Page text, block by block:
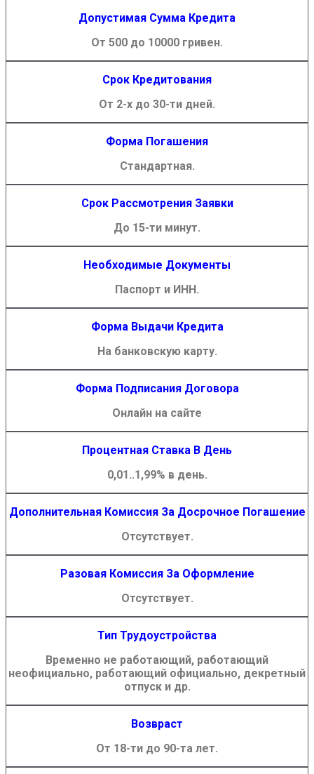
Допустимая Сумма Кредита
От 500 до 10000 гривен.
Срок Кредитования
От 2-х до 30-ти дней.
Форма Погашения
Стандартная.
Срок Рассмотрения Заявки
До 15-ти минут.
Необходимые Документы
Паспорт и ИНН.
Форма Выдачи Кредита
На банковскую карту.
Форма Подписания Договора
Онлайн на сайте
Процентная Ставка В День
0,01..1,99% в день.
Дополнительная Комиссия За Досрочное Погашение
Отсутствует.
Разовая Комиссия За Оформление
Отсутствует.
Тип Трудоустройства
Временно не работающий, работающий
неофициально, работающий официально, декретный
отпуск и др.
Возвраст
От 18-ти до 90-та лет.